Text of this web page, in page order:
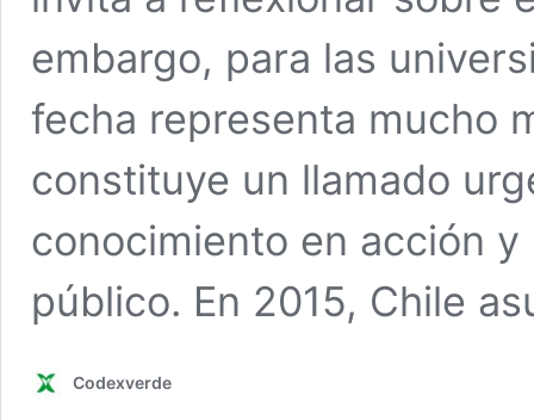
embargo, para las
fecha representa mucho
constituye un llamado
conocimiento en acción
público. En 2015, Chile
Codexverde